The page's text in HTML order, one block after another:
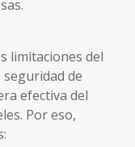
limitaciones del
de
efectiva del
Por eso,